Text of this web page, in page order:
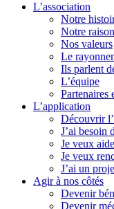
L’association
Notre
Notre
Nos valeurs
Le
Ils parlent
L’équipe
Partenaires
L’application
Découvrir
J’ai besoin
Je veux
Je veux
J’ai un
Agir à nos côtés
Devenir
Devenir